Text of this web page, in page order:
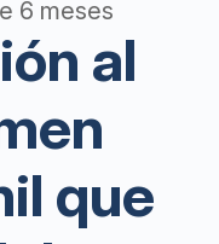
6 meses
al
que